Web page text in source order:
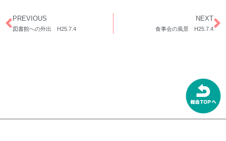
PREVIOUS
図書館への外出 H25.7.4
NEXT
食事会の風景 H25.7.4